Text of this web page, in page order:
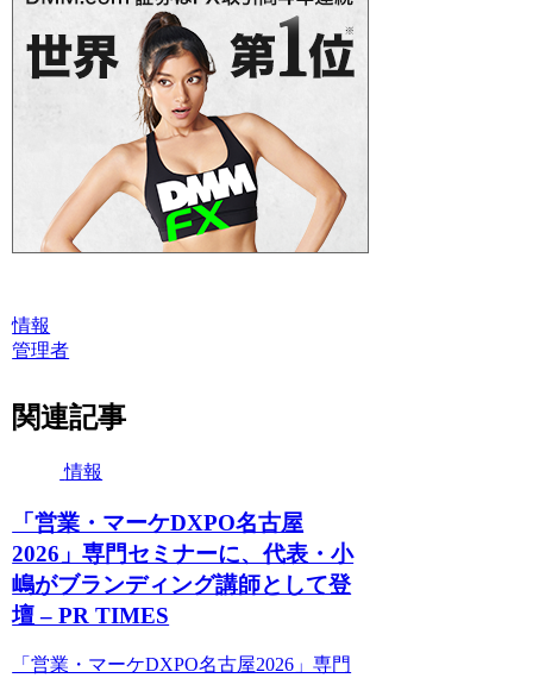
情報
管理者
関連記事
情報
「営業・マーケDXPO名古屋
2026」専門セミナーに、代表・小
嶋がブランディング講師として登
壇 – PR TIMES
「営業・マーケDXPO名古屋2026」専門